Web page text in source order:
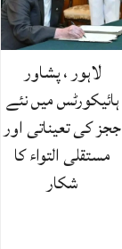
لاہور ، پشاور
ہائیکورٹس میں نئے
ججز کی تعیناتی اور
مستقلی التواء کا
شکار